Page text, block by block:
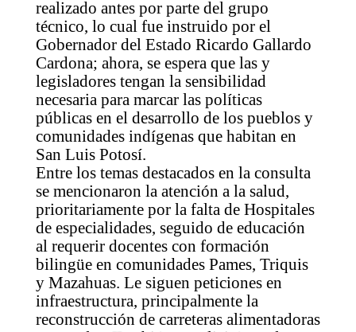
realizado antes por parte del grupo
técnico, lo cual fue instruido por el
Gobernador del Estado Ricardo Gallardo
Cardona; ahora, se espera que las y
legisladores tengan la sensibilidad
necesaria para marcar las políticas
públicas en el desarrollo de los pueblos y
comunidades indígenas que habitan en
San Luis Potosí.
Entre los temas destacados en la consulta
se mencionaron la atención a la salud,
prioritariamente por la falta de Hospitales
de especialidades, seguido de educación
al requerir docentes con formación
bilingüe en comunidades Pames, Triquis
y Mazahuas. Le siguen peticiones en
infraestructura, principalmente la
reconstrucción de carreteras alimentadoras